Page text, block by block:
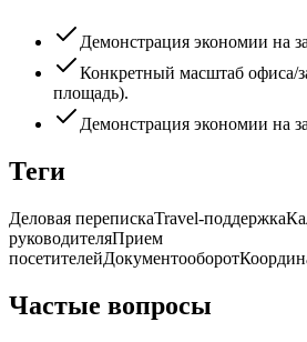
Демонстрация экономии на
Конкретный масштаб офиса/
площадь).
Демонстрация экономии на
Теги
Деловая перепискаTravel-поддержка
руководителяПрием
посетителейДокументооборот
Частые вопросы